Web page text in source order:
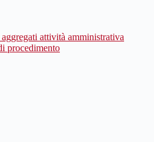
attività amministrativa
procedimento